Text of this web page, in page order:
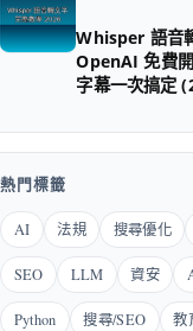
Whisper 語音
OpenAI 免費
字幕一次搞定
熱門標籤
AI 法規 搜尋優化
SEO LLM 資安
Python 搜尋/SEO 教